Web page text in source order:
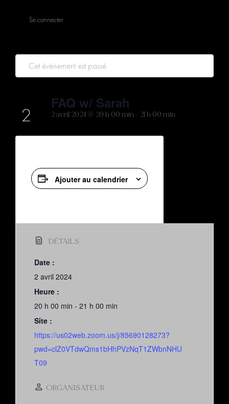
Se connecter
Cet évènement est passé.
2
FAQ w/ Sarah
2 avril 2024 @ 20 h 00 min - 21 h 00 min
Ajouter au calendrier
DÉTAILS
Date :
2 avril 2024
Heure :
20 h 00 min - 21 h 00 min
Site :
https://us02web.zoom.us/j/85690128273?
pwd=clZ0VTdwQms1bHhPVzNqT1ZWbnNHU
T09
ORGANISATEUR